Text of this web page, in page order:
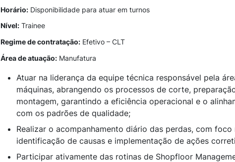
Horário: Disponibilidade para atuar em turnos
Nível: Trainee
Regime de contratação: Efetivo – CLT
Área de atuação: Manufatura
Atuar na liderança da equipe técnica responsável pela
máquinas, abrangendo os processos de corte,
montagem, garantindo a eficiência operacional e o
com os padrões de qualidade;
Realizar o acompanhamento diário das perdas, com foco
identificação de causas e implementação de ações
Participar ativamente das rotinas de Shopfloor